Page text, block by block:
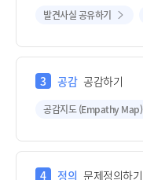
발견사실 공유하기
3 공감 공감하기
공감지도 (Empathy Map)
4 정의 문제정의하기